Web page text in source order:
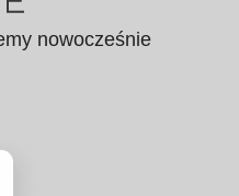
nowocześnie